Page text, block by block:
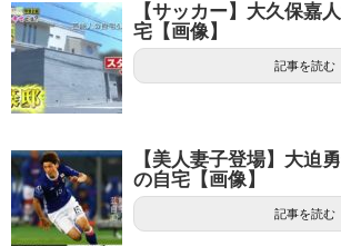
【サッカー】大久保嘉
宅【画像】
記事を読む
【美人妻子登場】大迫
の自宅【画像】
記事を読む